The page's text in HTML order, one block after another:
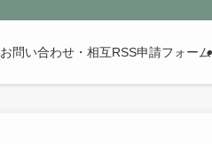
お問い合わせ・相互RSS申請フォーム